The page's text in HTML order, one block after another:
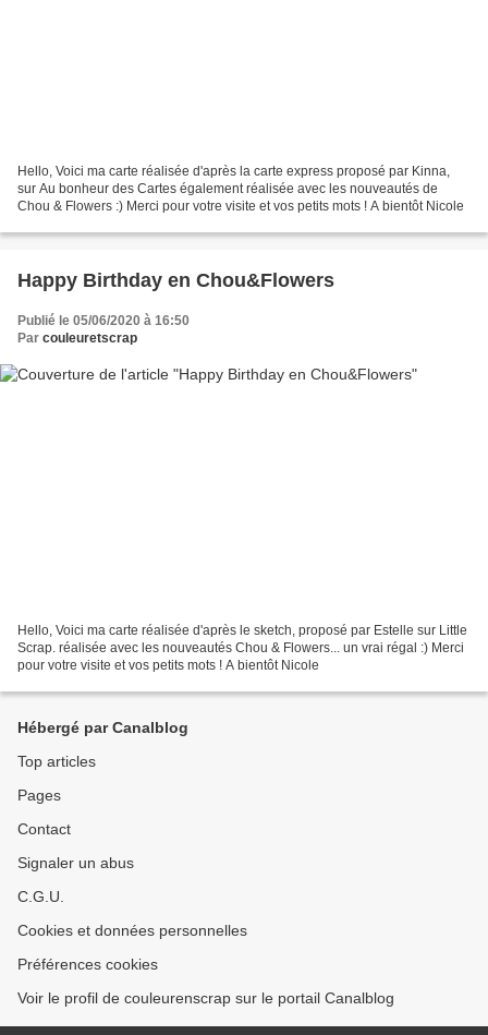
Hello, Voici ma carte réalisée d'après la carte express proposé par Kinna,
sur Au bonheur des Cartes également réalisée avec les nouveautés de
Chou & Flowers :) Merci pour votre visite et vos petits mots ! A bientôt Nicole
Happy Birthday en Chou&Flowers
Publié le 05/06/2020 à 16:50
Par couleuretscrap
Hello, Voici ma carte réalisée d'après le sketch, proposé par Estelle sur Little
Scrap. réalisée avec les nouveautés Chou & Flowers... un vrai régal :) Merci
pour votre visite et vos petits mots ! A bientôt Nicole
Hébergé par Canalblog
Top articles
Pages
Contact
Signaler un abus
C.G.U.
Cookies et données personnelles
Préférences cookies
Voir le profil de couleurenscrap sur le portail Canalblog